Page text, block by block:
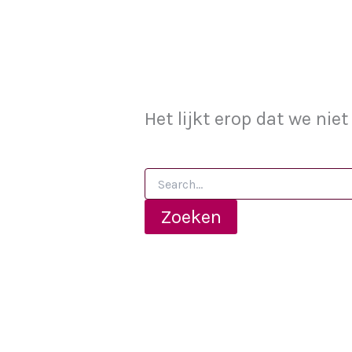
Het lijkt erop dat we
Zoek
naar: